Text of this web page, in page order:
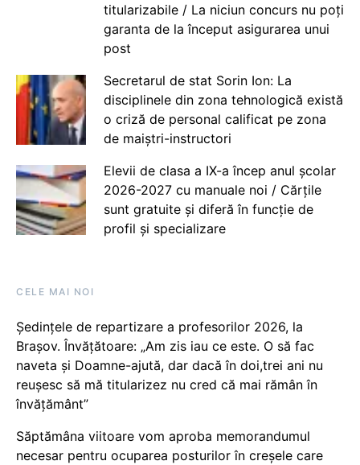
titularizabile / La niciun concurs nu poți
garanta de la început asigurarea unui
post
Secretarul de stat Sorin Ion: La
disciplinele din zona tehnologică există
o criză de personal calificat pe zona
de maiștri-instructori
Elevii de clasa a IX-a încep anul școlar
2026-2027 cu manuale noi / Cărțile
sunt gratuite și diferă în funcție de
profil și specializare
CELE MAI NOI
Ședințele de repartizare a profesorilor 2026, la
Brașov. Învățătoare: „Am zis iau ce este. O să fac
naveta și Doamne-ajută, dar dacă în doi,trei ani nu
reușesc să mă titularizez nu cred că mai rămân în
învățământ”
Săptămâna viitoare vom aproba memorandumul
necesar pentru ocuparea posturilor în creșele care